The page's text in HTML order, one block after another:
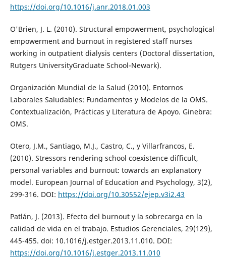
https://doi.org/10.1016/j.anr.2018.01.003
O'Brien, J. L. (2010). Structural empowerment, psychological
empowerment and burnout in registered staff nurses
working in outpatient dialysis centers (Doctoral dissertation,
Rutgers UniversityGraduate School-Newark).
Organización Mundial de la Salud (2010). Entornos
Laborales Saludables: Fundamentos y Modelos de la OMS.
Contextualización, Prácticas y Literatura de Apoyo. Ginebra:
OMS.
Otero, J.M., Santiago, M.J., Castro, C., y Villarfrancos, E.
(2010). Stressors rendering school coexistence difficult,
personal variables and burnout: towards an explanatory
model. European Journal of Education and Psychology, 3(2),
299-316. DOI: https://doi.org/10.30552/ejep.v3i2.43
Patlán, J. (2013). Efecto del burnout y la sobrecarga en la
calidad de vida en el trabajo. Estudios Gerenciales, 29(129),
445-455. doi: 10.1016/j.estger.2013.11.010. DOI:
https://doi.org/10.1016/j.estger.2013.11.010